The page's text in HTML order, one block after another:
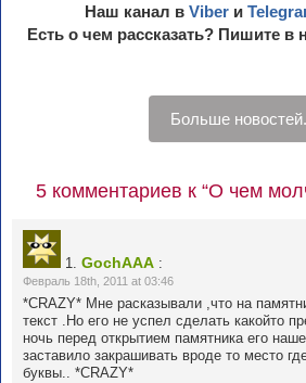
Наш канал в Viber и
Есть о чем рассказать? Пишите в
Больше
5 комментариев к “О чем
1. GochAAA :
Февраль 18th, 2011 at 03:46
*CRAZY* Мне расказывали ,что на
текст .Но его не успел сделать какойто
ночь перед открытием памятника его
заставило закрашивать вроде то место
буквы.. *CRAZY*